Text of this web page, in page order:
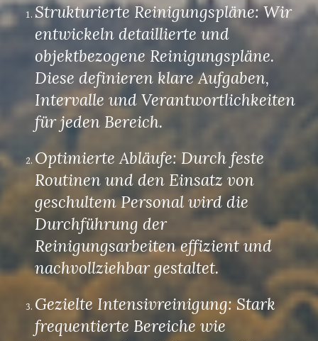
Strukturierte Reinigungspläne: Wir
entwickeln detaillierte und
objektbezogene Reinigungspläne.
Diese definieren klare Aufgaben,
Intervalle und Verantwortlichkeiten
für jeden Bereich.
Optimierte Abläufe: Durch feste
Routinen und den Einsatz von
geschultem Personal wird die
Durchführung der
Reinigungsarbeiten effizient und
nachvollziehbar gestaltet.
Gezielte Intensivreinigung: Stark
frequentierte Bereiche wie